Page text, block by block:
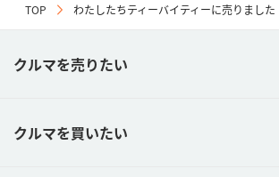
TOP わたしたちティーバイティーに売りました
クルマを売りたい
クルマを買いたい